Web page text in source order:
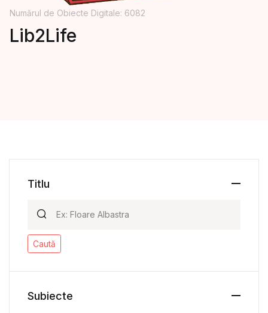
Numărul de Obiecte Digitale: 6082
Lib2Life
Titlu
Caută
Subiecte